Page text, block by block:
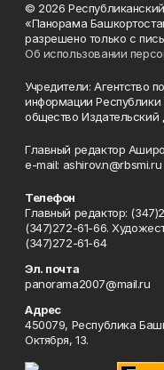
© 2026
«Панорама
разрешено только с
Об использовании
Учредители: Агентство
информации Республики
общество
Главный редактор
e-mail: ashirov.n@rbsmi.ru
Телефон
Главный редактор:
(347)272-61-66.
(347)272-61-64
Эл. почта
panorama2007@mail.ru
Адрес
450079, Республика
Октября, 13.